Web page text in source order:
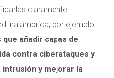
claramente
inalámbrica, por ejemplo.
añadir capas de
contra ciberataques y
y mejorar la